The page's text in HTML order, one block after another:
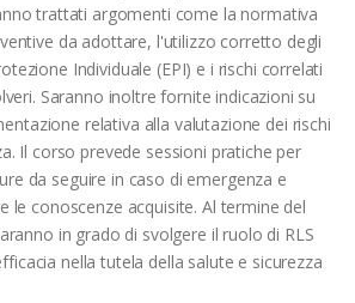
trattati argomenti come la normativa
da adottare, l'utilizzo corretto degli
Individuale (EPI) e i rischi correlati
Saranno inoltre fornite indicazioni su
relativa alla valutazione dei rischi
Il corso prevede sessioni pratiche per
da seguire in caso di emergenza e
le conoscenze acquisite. Al termine del
in grado di svolgere il ruolo di RLS
nella tutela della salute e sicurezza